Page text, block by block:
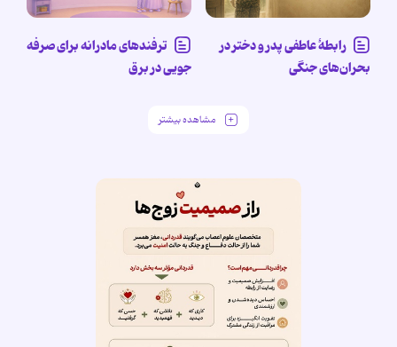
رابطۀ عاطفی پدر و دختر در
بحران‌های جنگی
ترفندهای مادرانه برای صرفه
جویی در برق
مشاهده بیشتر